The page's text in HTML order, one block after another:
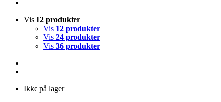
Vis 12 produkter
Vis 12 produkter
Vis 24 produkter
Vis 36 produkter
Ikke på lager